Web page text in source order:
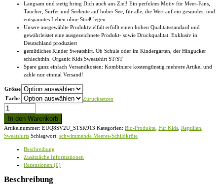
Langsam und stetig bring Dich auch ans Ziel! Ein perfektes Motiv für Meer-Fans,
Taucher, Surfer und Seeleute auf hoher See, für alle, die Wert auf ein gesundes, und
entspanntes Leben ohne Streß legen
Unsere ausgewählte Produktvielfalt erfüllt einen hohen Qualitätsstandard und
gewährleistet eine ausgezeichnete Produkt- sowie Druckqualität. Exklusiv in
Deutschland produziert
gemütliches Kinder Sweatshirt. Ob Schule oder im Kindergarten, der Hingucker
schlechthin. Organic Kids Sweatshirt ST/ST
Spare ganz einfach Versandkosten: Kombiniere kostengünstig mehrere Artikel und
zahle nur einmal Versand!
Grösse
Farbe
Zurücksetzen
schwimmende
Meeres-
Schildkröte
-
Organic
Sweatshirt
In den Warenkorb
Artikelnummer: EUQ8SV2U_STSK913 Kategorien: Bio-Produkte Für Kids Reptilien
Sweatshirts Schlagwort: schwimmende Meeres-Schildkröte
Beschreibung
Zusätzliche Informationen
Rezensionen (0)
Beschreibung